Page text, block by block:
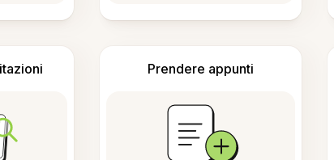
Prendere appunti